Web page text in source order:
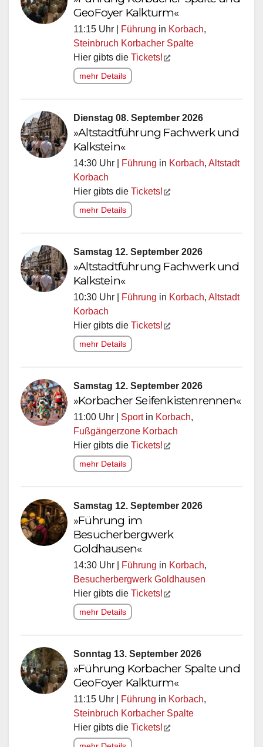
GeoFoyer Kalkturm«
11:15 Uhr | Führung in Korbach,
Steinbruch Korbacher Spalte
Hier gibts die Tickets!
mehr Details
Dienstag 08. September 2026
»Altstadtführung Fachwerk und
Kalkstein«
14:30 Uhr | Führung in Korbach, Altstadt
Korbach
Hier gibts die Tickets!
mehr Details
Samstag 12. September 2026
»Altstadtführung Fachwerk und
Kalkstein«
10:30 Uhr | Führung in Korbach, Altstadt
Korbach
Hier gibts die Tickets!
mehr Details
Samstag 12. September 2026
»Korbacher Seifenkistenrennen«
11:00 Uhr | Sportin Korbach,
Fußgängerzone Korbach
Hier gibts die Tickets!
mehr Details
Samstag 12. September 2026
»Führung im
Besucherbergwerk
Goldhausen«
14:30 Uhr | Führung in Korbach,
Besucherbergwerk Goldhausen
Hier gibts die Tickets!
mehr Details
Sonntag 13. September 2026
»Führung Korbacher Spalte und
GeoFoyer Kalkturm«
11:15 Uhr | Führung in Korbach,
Steinbruch Korbacher Spalte
Hier gibts die Tickets!